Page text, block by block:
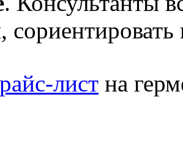
лист на